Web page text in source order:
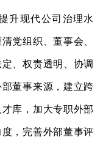
升现代公司治理水
党组织、董事会、
、权责透明、协调
董事来源，建立跨
库，加大专职外部
，完善外部董事评